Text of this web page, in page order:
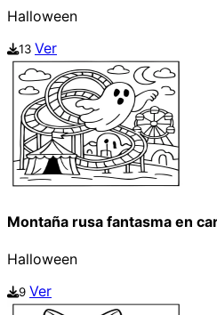
Halloween
13 Ver
Montaña rusa fantasma en
Halloween
9 Ver